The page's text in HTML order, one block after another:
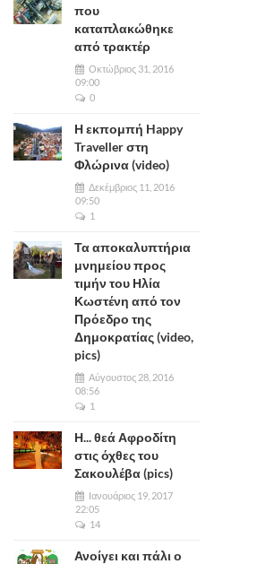
που
καταπλακώθηκε
από τρακτέρ
Οκτώβριος 31, 2016
09:00
0
Η εκπομπή Happy
Traveller στη
Φλώρινα (video)
Δεκέμβριος 11, 2016
09:50
1
Τα αποκαλυπτήρια
μνημείου προς
τιμήν του Ηλία
Κωστένη από τον
Πρόεδρο της
Δημοκρατίας (video,
pics)
Αύγουστος 28, 2016
08:56
1
Η... θεά Αφροδίτη
στις όχθες του
Σακουλέβα (pics)
Ιανουάριος 19, 2017
22:05
14
Ανοίγει και πάλι ο